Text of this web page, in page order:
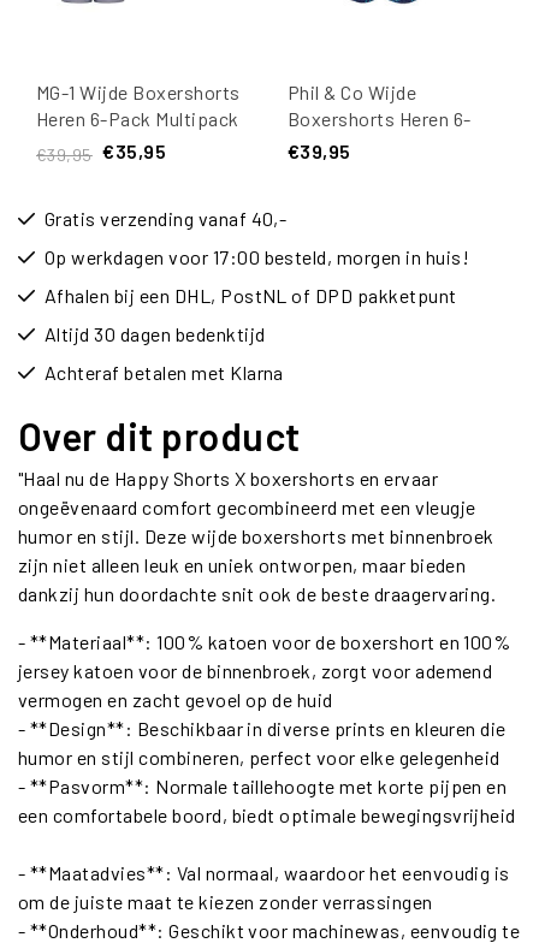
MG-1 Wijde Boxershorts
Heren 6-Pack Multipack
D610 Multicolor
€39,95 €35,95
Phil & Co Wijde
Boxershorts Heren 6-
Pack Multipack met
€39,95
Gratis verzending vanaf 40,-
Op werkdagen voor 17:00 besteld, morgen in huis!
Afhalen bij een DHL, PostNL of DPD pakketpunt
Altijd 30 dagen bedenktijd
Achteraf betalen met Klarna
Over dit product
"Haal nu de Happy Shorts X boxershorts en ervaar
ongeëvenaard comfort gecombineerd met een vleugje
humor en stijl. Deze wijde boxershorts met binnenbroek
zijn niet alleen leuk en uniek ontworpen, maar bieden
dankzij hun doordachte snit ook de beste draagervaring.
- **Materiaal**: 100% katoen voor de boxershort en 100%
jersey katoen voor de binnenbroek, zorgt voor ademend
vermogen en zacht gevoel op de huid
- **Design**: Beschikbaar in diverse prints en kleuren die
humor en stijl combineren, perfect voor elke gelegenheid
- **Pasvorm**: Normale taillehoogte met korte pijpen en
een comfortabele boord, biedt optimale bewegingsvrijheid
- **Maatadvies**: Val normaal, waardoor het eenvoudig is
om de juiste maat te kiezen zonder verrassingen
- **Onderhoud**: Geschikt voor machinewas, eenvoudig te